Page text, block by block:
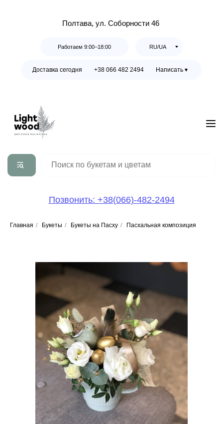
Полтава, ул. Соборности 46
RU/UA
Работаем 9:00–18:00
Доставка сегодня +38 066 482 2494 Написать ▾
Позвонить: +38(066)-482-2494
Главная / Букеты / Букеты на Пасху / Пасхальная композиция